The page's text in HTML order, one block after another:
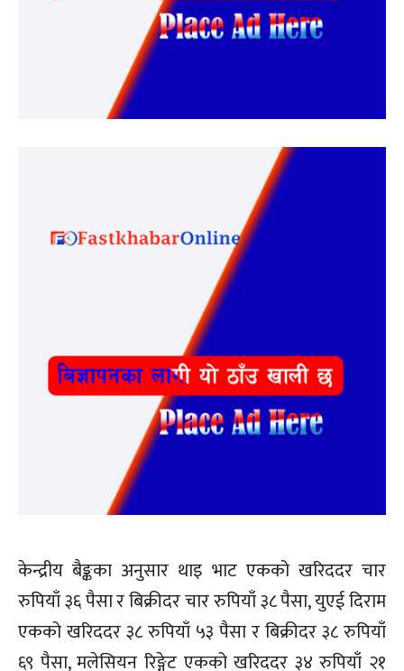
केन्द्रीय बैङ्कका अनुसार थाइ भाट एकको खरिददर चार
रुपियाँ ३६ पैसा र बिक्रीदर चार रुपियाँ ३८ पैसा, युएई दिराम
एकको खरिददर ३८ रुपियाँ ५३ पैसा र बिक्रीदर ३८ रुपियाँ
६९ पैसा, मलेसियन रिङ्गेट एकको खरिददर ३४ रुपियाँ २१